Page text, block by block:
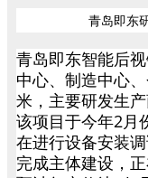
青岛即东
青岛即东智能后
中心、制造中心
米，主要研发生
该项目于今年2月
在进行设备安装
完成主体建设，